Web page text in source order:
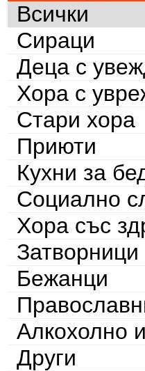
Всички
Сираци
Деца с
Хора с
Стари хора
Приюти
Кухни за
Социално
Хора със
Затворници
Бежанци
Алкохолно
Други